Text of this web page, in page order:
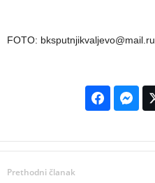
FOTO: bksputnjikvaljevo@mail.ru
Prethodni članak